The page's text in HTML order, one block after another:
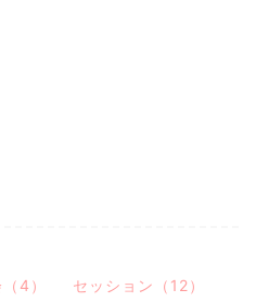
4）
セッション（12）